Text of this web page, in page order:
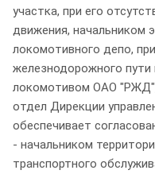
участка, при его
движения, начальником
локомотивного депо,
железнодорожного
локомотивом ОАО "РЖД",
отдел Дирекции
обеспечивает
- начальником
транспортного